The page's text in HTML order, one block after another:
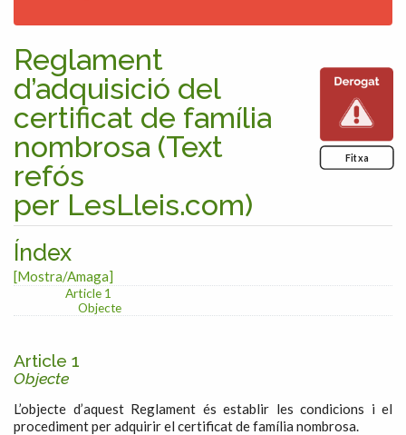
Fitxa
Reglament
d’adquisició del
certificat de família
nombrosa (Text
refós
per LesLleis.com)
Índex
[Mostra/Amaga]
Article 1
Objecte
Article 1
Objecte
L’objecte d’aquest Reglament és establir les condicions i el
procediment per adquirir el certificat de família nombrosa.